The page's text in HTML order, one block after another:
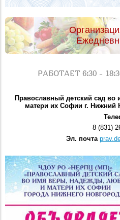
РАБОТАЕТ 6:30 -
Православный детский сад
матери их Софии г. Нижний
8 (831)
Эл. почта